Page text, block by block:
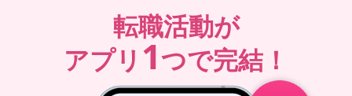
転職活動が
アプリ 1つで完結！